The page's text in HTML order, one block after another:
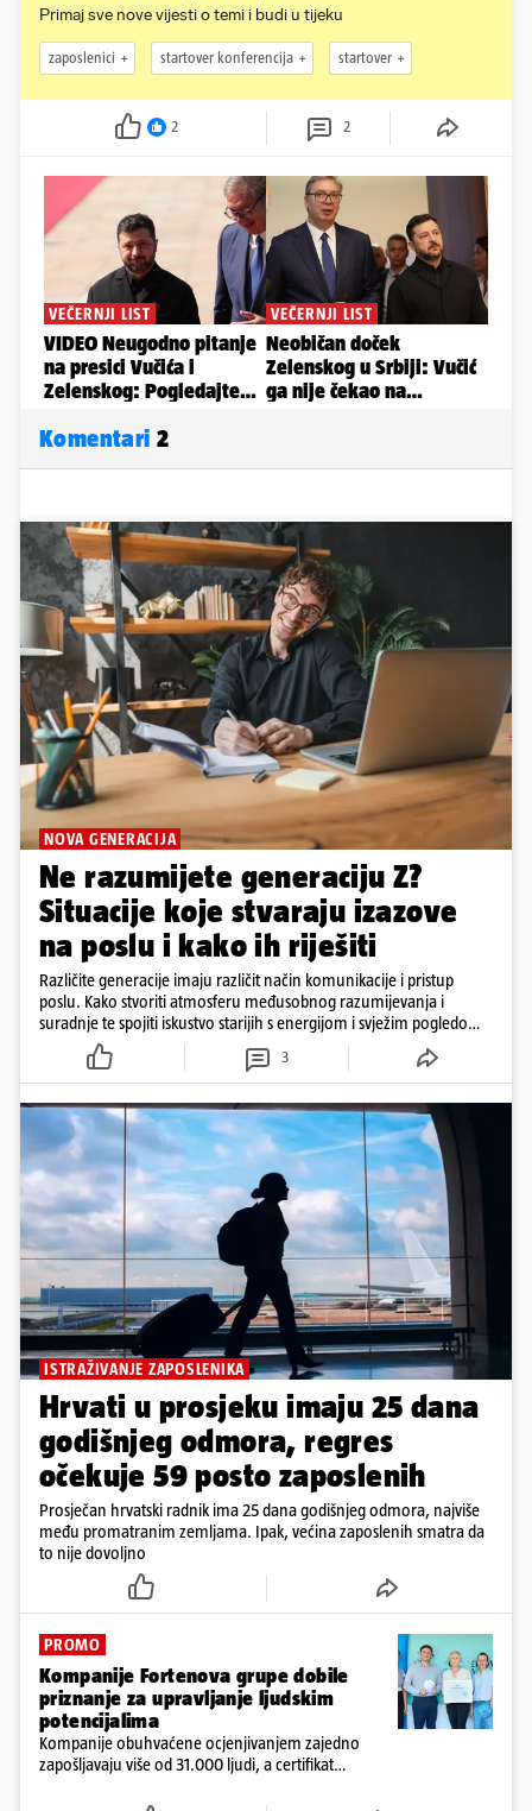
Primaj sve nove vijesti o temi i budi u tijeku
zaposlenici startover konferencija startover
2 2
Komentari 2
NOVA GENERACIJA
Ne razumijete generaciju Z?
Situacije koje stvaraju izazove
na poslu i kako ih riješiti
Različite generacije imaju različit način komunikacije i pristup
poslu. Kako stvoriti atmosferu međusobnog razumijevanja i
suradnje te spojiti iskustvo starijih s energijom i svježim pogledom
mlađih zaposlenika?
3
ISTRAŽIVANJE ZAPOSLENIKA
Hrvati u prosjeku imaju 25 dana
godišnjeg odmora, regres
očekuje 59 posto zaposlenih
Prosječan hrvatski radnik ima 25 dana godišnjeg odmora, najviše
među promatranim zemljama. Ipak, većina zaposlenih smatra da
to nije dovoljno
PROMO
Kompanije Fortenova grupe dobile
priznanje za upravljanje ljudskim
potencijalima
Kompanije obuhvaćene ocjenjivanjem zajedno
zapošljavaju više od 31.000 ljudi, a certifikat
izgradnji održivih, kvalitetnih i poticajnih radnih